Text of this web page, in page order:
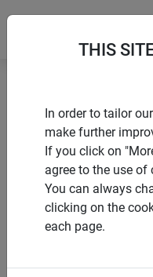
Accueil
Protection
Cordelette décorative en
PRODUITS
THIS
In order to tailor
make further
If you click on
agree to the use of
You can always
clicking on the
each page.